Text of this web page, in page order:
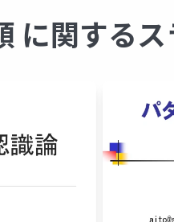
に関する